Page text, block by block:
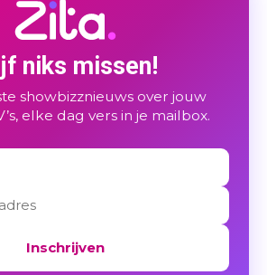
niks missen!
showbizznieuws over jouw
elke dag vers in je mailbox.
Inschrijven